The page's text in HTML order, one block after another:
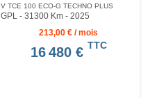
V TCE 100 ECO-G TECHNO PLUS
GPL - 31300 Km- 2025
213,00 € / mois
16 480 € TTC